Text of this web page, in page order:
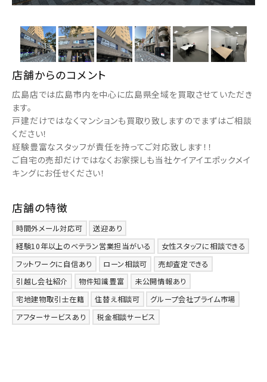
店舗からのコメント
広島店では広島市内を中心に広島県全域を買取させていただき
ます。
戸建だけではなくマンションも買取り致しますのでまずはご相談
ください！
経験豊富なスタッフが責任を持ってご対応致します！！
ご自宅の売却だけではなくお家探しも当社ケイアイエポックメイ
キングにお任せください！
店舗の特徴
時間外メール対応可
送迎あり
経験10年以上のベテラン営業担当がいる
女性スタッフに相談できる
フットワークに自信あり
ローン相談可
売却査定できる
引越し会社紹介
物件知識豊富
未公開情報あり
宅地建物取引士在籍
住替え相談可
グループ会社プライム市場
アフターサービスあり
税金相談サービス